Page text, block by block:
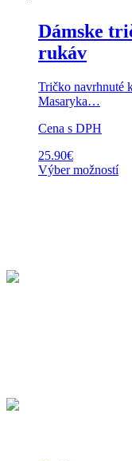
Dámske
rukáv
Tričko navrhnuté
Masaryka…
Cena s DPH
25.90€
Výber možností